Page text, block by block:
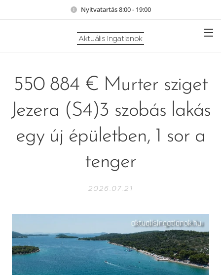
Nyitvatartás 8:00 - 19:00
Aktuális Ingatlanok
550 884 € Murter sziget
Jezera (S4)3 szobás lakás
egy új épületben, 1 sor a
tenger
2026.07.21